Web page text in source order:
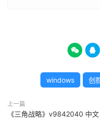
 
windows 创
上一篇
《三角战略》v9842040 中文